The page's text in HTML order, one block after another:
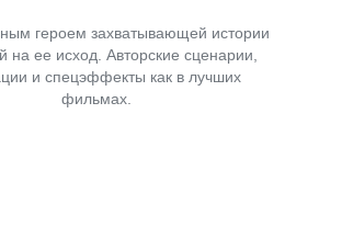
героем захватывающей истории
на ее исход. Авторские сценарии,
и спецэффекты как в лучших
фильмах.